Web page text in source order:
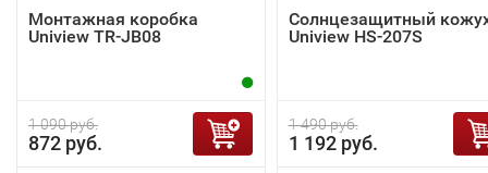
Монтажная коробка
Uniview TR-JB08
1 090 руб.
872 руб.
Солнцезащитный
Uniview HS-207S
1 490 руб.
1 192 руб.